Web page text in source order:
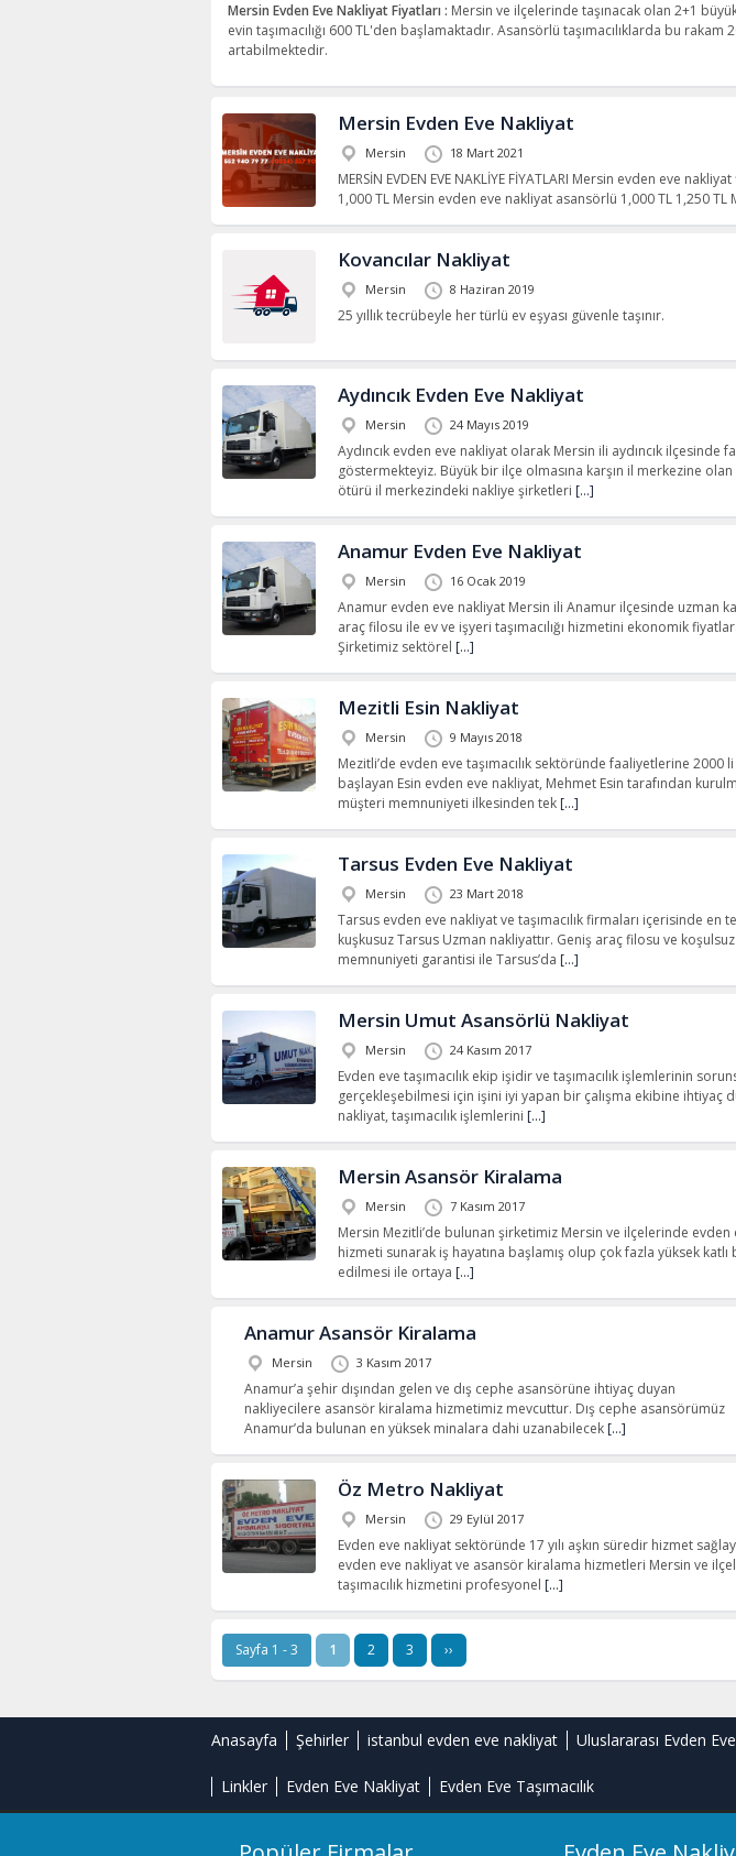
Mersin Evden Eve Nakliyat Fiyatları : Mersin ve ilçelerinde taşınacak olan 2+1
evin taşımacılığı 600 TL'den başlamaktadır. Asansörlü taşımacılıklarda bu rakam
artabilmektedir.
Mersin Evden Eve Nakliyat
Mersin 18 Mart 2021
MERSİN EVDEN EVE NAKLİYE FİYATLARI Mersin evden eve
1,000 TL Mersin evden eve nakliyat asansörlü 1,000 TL 1,250 TL
Kovancılar Nakliyat
Mersin 8 Haziran 2019
25 yıllık tecrübeyle her türlü ev eşyası güvenle taşınır.
Aydıncık Evden Eve Nakliyat
Mersin 24 Mayıs 2019
Aydıncık evden eve nakliyat olarak Mersin ili aydıncık ilçesinde
göstermekteyiz. Büyük bir ilçe olmasına karşın il merkezine olan
ötürü il merkezindeki nakliye şirketleri […]
Anamur Evden Eve Nakliyat
Mersin 16 Ocak 2019
Anamur evden eve nakliyat Mersin ili Anamur ilçesinde uzman
araç filosu ile ev ve işyeri taşımacılığı hizmetini ekonomik
Şirketimiz sektörel […]
Mezitli Esin Nakliyat
Mersin 9 Mayıs 2018
Mezitli’de evden eve taşımacılık sektöründe faaliyetlerine 2000 li
başlayan Esin evden eve nakliyat, Mehmet Esin tarafından
müşteri memnuniyeti ilkesinden tek […]
Tarsus Evden Eve Nakliyat
Mersin 23 Mart 2018
Tarsus evden eve nakliyat ve taşımacılık firmaları içerisinde en
kuşkusuz Tarsus Uzman nakliyattır. Geniş araç filosu ve
memnuniyeti garantisi ile Tarsus’da […]
Mersin Umut Asansörlü Nakliyat
Mersin 24 Kasım 2017
Evden eve taşımacılık ekip işidir ve taşımacılık işlemlerinin
gerçekleşebilmesi için işini iyi yapan bir çalışma ekibine ihtiyaç
nakliyat, taşımacılık işlemlerini […]
Mersin Asansör Kiralama
Mersin 7 Kasım 2017
Mersin Mezitli’de bulunan şirketimiz Mersin ve ilçelerinde evden
hizmeti sunarak iş hayatına başlamış olup çok fazla yüksek katlı
edilmesi ile ortaya […]
Anamur Asansör Kiralama
Mersin 3 Kasım 2017
Anamur’a şehir dışından gelen ve dış cephe asansörüne ihtiyaç duyan
nakliyecilere asansör kiralama hizmetimiz mevcuttur. Dış cephe asansörümüz
Anamur’da bulunan en yüksek minalara dahi uzanabilecek […]
Öz Metro Nakliyat
Mersin 29 Eylül 2017
Evden eve nakliyat sektöründe 17 yılı aşkın süredir hizmet
evden eve nakliyat ve asansör kiralama hizmetleri Mersin ve
taşımacılık hizmetini profesyonel […]
Sayfa 1 - 3 1 2 3 ››
Anasayfa Şehirler istanbul evden eve nakliyat Uluslararası Evden
Linkler Evden Eve Nakliyat Evden Eve Taşımacılık